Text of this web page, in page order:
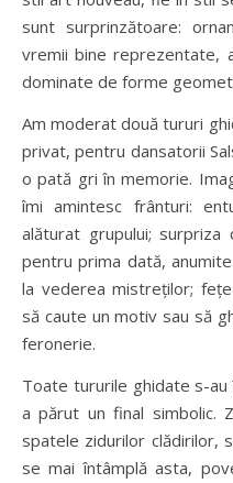
sunt surprinzătoare:
vremii bine reprezentate,
dominate de forme
Am moderat două tururi
privat, pentru dansatorii
o pată gri în memorie.
îmi amintesc frânturi:
alăturat grupului;
pentru prima dată,
la vederea mistreților;
să caute un motiv sau să
feronerie.
Toate tururile ghidate s-au
a părut un final simbolic.
spatele zidurilor clădirilor,
se mai întâmplă asta,